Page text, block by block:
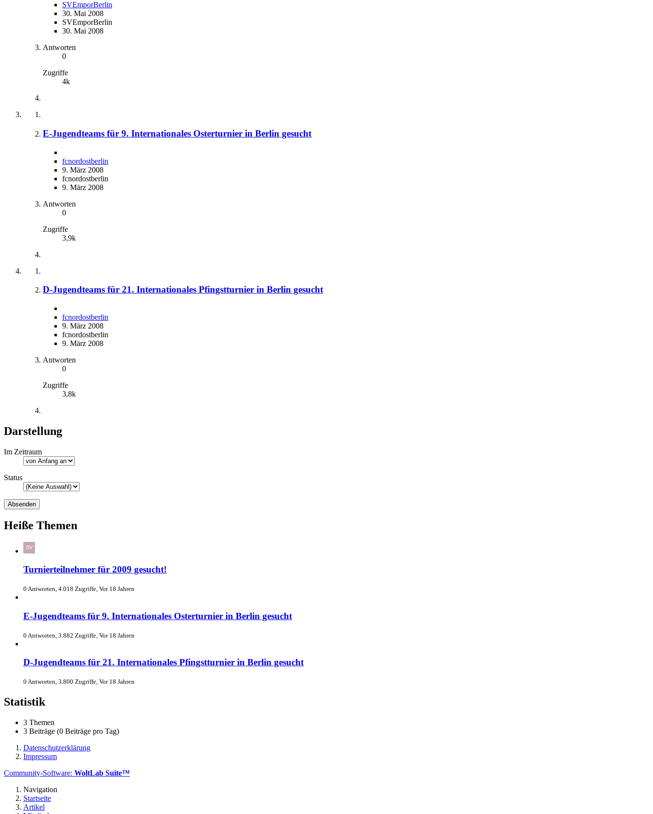
SVEmporBerlin
30. Mai 2008
SVEmporBerlin
30. Mai 2008
Antworten
0
Zugriffe
4k
E-Jugendteams für 9. Internationales Osterturnier in Berlin gesucht
fcnordostberlin
9. März 2008
fcnordostberlin
9. März 2008
Antworten
0
Zugriffe
3,9k
D-Jugendteams für 21. Internationales Pfingstturnier in Berlin gesucht
fcnordostberlin
9. März 2008
fcnordostberlin
9. März 2008
Antworten
0
Zugriffe
3,8k
Darstellung
Im Zeitraum
Status
Heiße Themen
Turnierteilnehmer für 2009 gesucht!
0 Antworten, 4.018 Zugriffe, Vor 18 Jahren
E-Jugendteams für 9. Internationales Osterturnier in Berlin gesucht
0 Antworten, 3.882 Zugriffe, Vor 18 Jahren
D-Jugendteams für 21. Internationales Pfingstturnier in Berlin gesucht
0 Antworten, 3.800 Zugriffe, Vor 18 Jahren
Statistik
3 Themen
3 Beiträge (0 Beiträge pro Tag)
Datenschutzerklärung
Impressum
Community-Software: WoltLab Suite™
Navigation
Startseite
Artikel